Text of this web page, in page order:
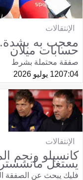
الإنتقالات
معجب به
حسابات ميلان
صفقة محتملة بشرط
07:0412 يوليو 2026
الإنتقالات
كانسيلو ونجم
يستغل مانشستر
فليك يبحث عن الصفقة